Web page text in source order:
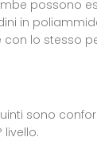
possono
in
lo stesso
sono
livello.